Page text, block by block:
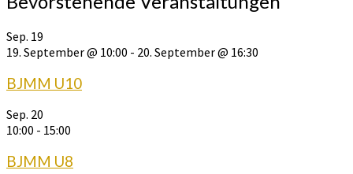
Sep. 19
19. September @ 10:00 - 20. September @ 16:30
BJMM U10
Sep. 20
10:00 - 15:00
BJMM U8